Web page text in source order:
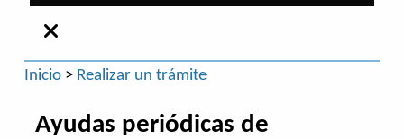
Inicio> Realizar un trámite
Ayudas periódicas de